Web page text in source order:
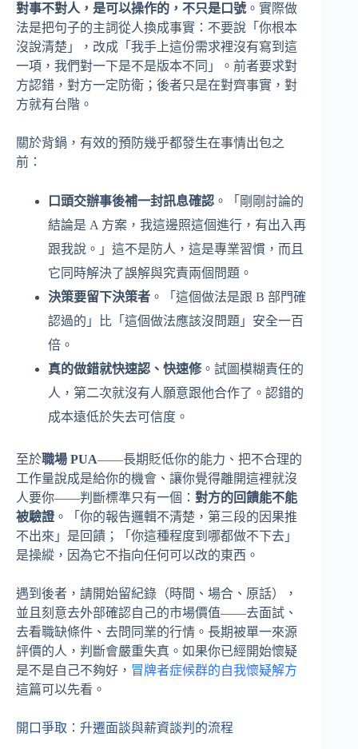
對事不對人，是可以操作的，不只是口號 。實際做
法是把句子的主詞從人換成事實：不要說「你根本
沒說清楚」，改成「我手上這份需求裡沒有寫到這
一項，我們對一下是不是版本不同」。前者要求對
方認錯，對方一定防衛；後者只是在對齊事實，對
方就有台階。
關於背鍋，有效的預防幾乎都發生在事情出包之
前：
口頭交辦事後補一封訊息確認 。「剛剛討論的
結論是 A 方案，我這邊照這個進行，有出入再
跟我說。」這不是防人，這是專業習慣，而且
它同時解決了誤解與究責兩個問題。
決策要留下決策者 。「這個做法是跟 B 部門確
認過的」比「這個做法應該沒問題」安全一百
倍。
真的做錯就快速認、快速修。試圖模糊責任的
人，第二次就沒有人願意跟他合作了。認錯的
成本遠低於失去可信度。
至於職場 PUA——長期貶低你的能力、把不合理的
工作量說成是給你的機會、讓你覺得離開這裡就沒
人要你——判斷標準只有一個： 對方的回饋能不能
被驗證 。「你的報告邏輯不清楚，第三段的因果推
不出來」是回饋；「你這種程度到哪都做不下去」
是操縱，因為它不指向任何可以改的東西。
遇到後者，請開始留紀錄（時間、場合、原話），
並且刻意去外部確認自己的市場價值——去面試、
去看職缺條件、去問同業的行情。長期被單一來源
評價的人，判斷會嚴重失真。如果你已經開始懷疑
是不是自己不夠好， 冒牌者症候群的自我懷疑解方
這篇可以先看。
開口爭取：升遷面談與薪資談判的流程